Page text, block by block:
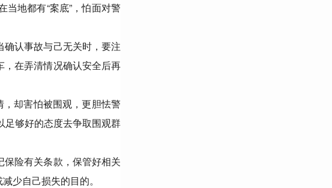
地都有“案底”，怕面对警
认事故与己无关时，要注
在弄清情况确认安全后再
，却害怕被围观，更胆怯警
足够好的态度去争取围观群
险有关条款，保管好相关
少自己损失的目的。